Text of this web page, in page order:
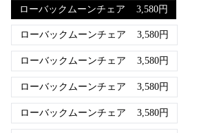
ローバックムーンチェア 3,580円
ローバックムーンチェア 3,580円
ローバックムーンチェア 3,580円
ローバックムーンチェア 3,580円
ローバックムーンチェア 3,580円